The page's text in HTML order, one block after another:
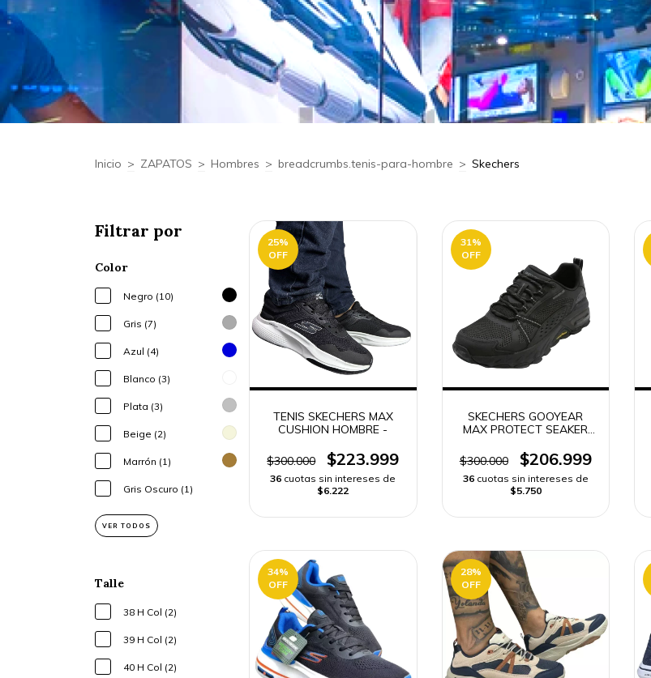
Inicio > ZAPATOS > Hombres > breadcrumbs.tenis-para-hombre > Skechers
Filtrar por
Color
Negro (10)
Gris (7)
Azul (4)
Blanco (3)
Plata (3)
Beige (2)
Marrón (1)
Gris Oscuro (1)
VER TODOS
Talle
38 H Col (2)
39 H Col (2)
40 H Col (2)
25%
OFF
TENIS SKECHERS MAX
CUSHION HOMBRE -
$300.000 $223.999
36 cuotas sin intereses de
$6.222
31%
OFF
SKECHERS GOOYEAR
MAX PROTECT SEAKER
$300.000
$206.999
36 cuotas sin intereses de
$5.750
34%
OFF
28%
OFF